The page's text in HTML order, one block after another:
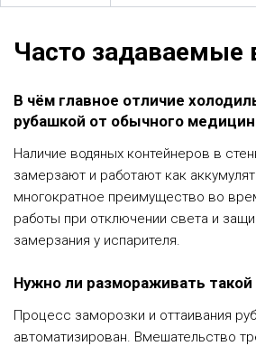
Часто задаваемые
В чём главное отличие
рубашкой от обычного
Наличие водяных контейнеров в
замерзают и работают как
многократное преимущество во
работы при отключении света и
замерзания у испарителя.
Нужно ли размораживать такой
Процесс заморозки и оттаивания
автоматизирован. Вмешательство